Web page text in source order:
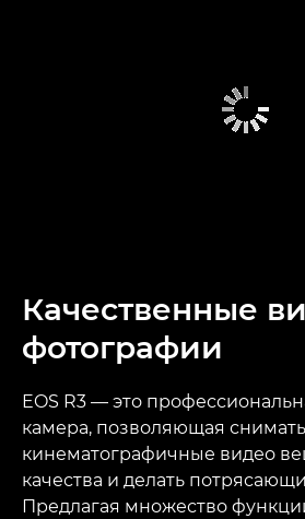
Качественные
фотографии
EOS R3 — это
камера, позволяющая снимать
кинематографичные видео
качества и делать
Предлагая множество